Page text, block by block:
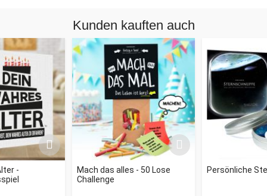
Kunden kauften auch
-
Mach das alles - 50 Lose
Challenge
Persönliche